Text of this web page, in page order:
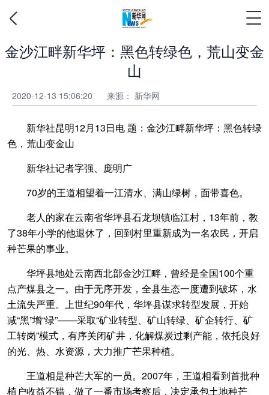
金沙江畔新华坪：黑色转绿色，荒山变金
山
2020-12-13 15:06:20 来源： 新华网
新华社昆明12月13日电 题：金沙江畔新华坪：黑色转绿
色，荒山变金山
新华社记者字强、庞明广
70岁的王道相望着一江清水、满山绿树，面带喜色。
老人的家在云南省华坪县石龙坝镇临江村，13年前，教
了38年小学的他退休了，回到村里重新成为一名农民，开启
种芒果的事业。
华坪县地处云南西北部金沙江畔，曾经是全国100个重
点产煤县之一。由于无序开发，全县生态一度遭到破坏，水
土流失严重。上世纪90年代，华坪县谋求转型发展，开始
减“黑”增“绿”——采取“矿业转型、矿山转绿、矿企转行、矿
工转岗”模式，有序关闭矿井，化解煤炭过剩产能，依托良好
的光、热、水资源，大力推广芒果种植。
王道相是种芒大军的一员。2007年，王道相看到首批种
植户收益不错，做了一番市场考察后，决定承包土地种芒